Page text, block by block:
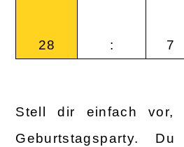
28 : 7
Stell dir einfach vor,
Geburtstagsparty.